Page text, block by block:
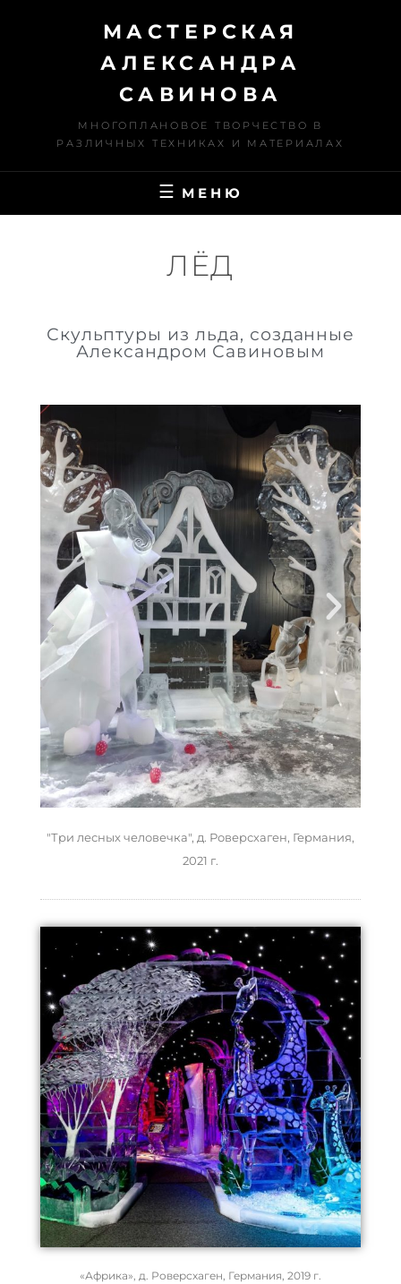
МАСТЕРСКАЯ
АЛЕКСАНДРА
САВИНОВА
МНОГОПЛАНОВОЕ ТВОРЧЕСТВО В
РАЗЛИЧНЫХ ТЕХНИКАХ И МАТЕРИАЛАХ
МЕНЮ
ЛЁД
Скульптуры из льда, созданные
Александром Савиновым
"Три лесных человечка", д. Роверсхаген, Германия,
2021 г.
«Африка», д. Роверсхаген, Германия, 2019 г.